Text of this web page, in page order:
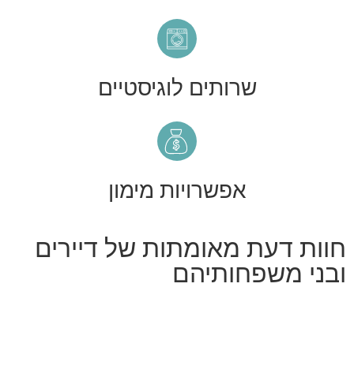
שרותים לוגיסטיים
אפשרויות מימון
חוות דעת מאומתות של דיירים
ובני משפחותיהם